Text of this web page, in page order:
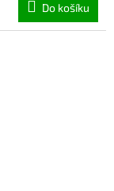
Do košíku